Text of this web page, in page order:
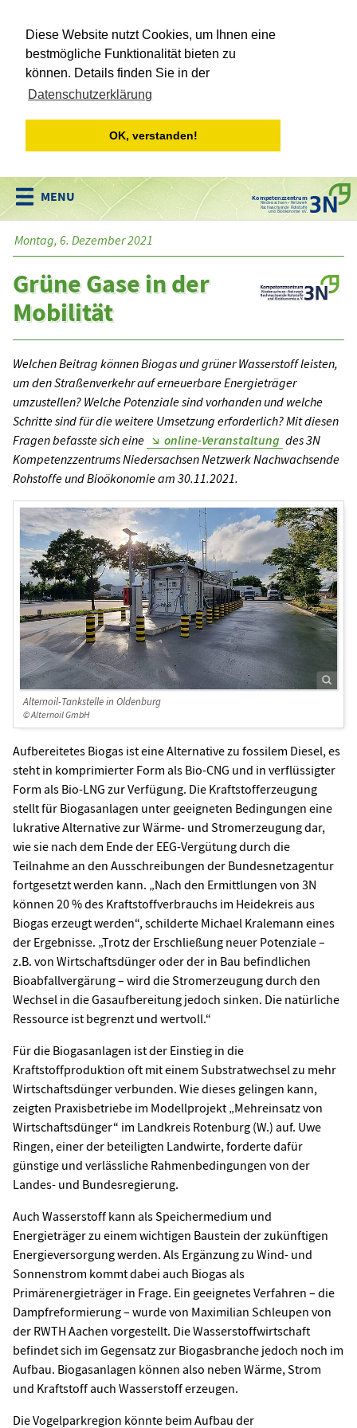
Diese Website nutzt Cookies, um Ihnen eine
bestmögliche Funktionalität bieten zu
können. Details finden Sie in der
Datenschutzerklärung
OK, verstanden!
Kompetenzzentrum
Niedersachsen • Netzwerk
Nachwachsende Rohstoffe
und Bioökonomie e.V.
Montag, 6. Dezember 2021
Grüne Gase in der
Mobilität
Welchen Beitrag können Biogas und grüner Wasserstoff leisten,
um den Straßenverkehr auf erneuerbare Energieträger
umzustellen? Welche Potenziale sind vorhanden und welche
Schritte sind für die weitere Umsetzung erforderlich? Mit diesen
Fragen befasste sich eine
online-Veranstaltung des 3N
Kompetenzzentrums Niedersachsen Netzwerk Nachwachsende
Rohstoffe und Bioökonomie am 30.11.2021.
Alternoil-Tankstelle in Oldenburg
© Alternoil GmbH
Aufbereitetes Biogas ist eine Alternative zu fossilem Diesel, es
steht in komprimierter Form als Bio-CNG und in verflüssigter
Form als Bio-LNG zur Verfügung. Die Kraftstofferzeugung
stellt für Biogasanlagen unter geeigneten Bedingungen eine
lukrative Alternative zur Wärme- und Stromerzeugung dar,
wie sie nach dem Ende der EEG-Vergütung durch die
Teilnahme an den Ausschreibungen der Bundesnetzagentur
fortgesetzt werden kann. „Nach den Ermittlungen von 3N
können 20 % des Kraftstoffverbrauchs im Heidekreis aus
Biogas erzeugt werden“, schilderte Michael Kralemann eines
der Ergebnisse. „Trotz der Erschließung neuer Potenziale –
z.B. von Wirtschaftsdünger oder der in Bau befindlichen
Bioabfallvergärung – wird die Stromerzeugung durch den
Wechsel in die Gasaufbereitung jedoch sinken. Die natürliche
Ressource ist begrenzt und wertvoll.“
Für die Biogasanlagen ist der Einstieg in die
Kraftstoffproduktion oft mit einem Substratwechsel zu mehr
Wirtschaftsdünger verbunden. Wie dieses gelingen kann,
zeigten Praxisbetriebe im Modellprojekt „Mehreinsatz von
Wirtschaftsdünger“ im Landkreis Rotenburg (W.) auf. Uwe
Ringen, einer der beteiligten Landwirte, forderte dafür
günstige und verlässliche Rahmenbedingungen von der
Landes- und Bundesregierung.
Auch Wasserstoff kann als Speichermedium und
Energieträger zu einem wichtigen Baustein der zukünftigen
Energieversorgung werden. Als Ergänzung zu Wind- und
Sonnenstrom kommt dabei auch Biogas als
Primärenergieträger in Frage. Ein geeignetes Verfahren – die
Dampfreformierung – wurde von Maximilian Schleupen von
der RWTH Aachen vorgestellt. Die Wasserstoffwirtschaft
befindet sich im Gegensatz zur Biogasbranche jedoch noch im
Aufbau. Biogasanlagen können also neben Wärme, Strom
und Kraftstoff auch Wasserstoff erzeugen.
Die Vogelparkregion könnte beim Aufbau der